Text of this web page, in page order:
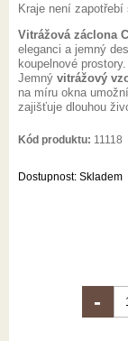
Kraje není zapotřebí
Vitrážová záclona
eleganci a jemný
koupelnové
Jemný vitrážový
na míru okna
zajišťuje dlouhou
Kód produktu: 11118
Dostupnost: Skladem
-